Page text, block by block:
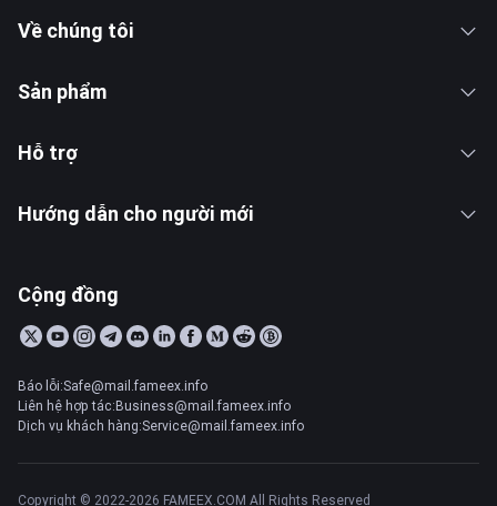
Về chúng tôi
Sản phẩm
Hỗ trợ
Hướng dẫn cho người mới
Cộng đồng
Báo lỗi:Safe@mail.fameex.info
Liên hệ hợp tác:Business@mail.fameex.info
Dịch vụ khách hàng:Service@mail.fameex.info
Copyright © 2022-2026 FAMEEX.COM All Rights Reserved